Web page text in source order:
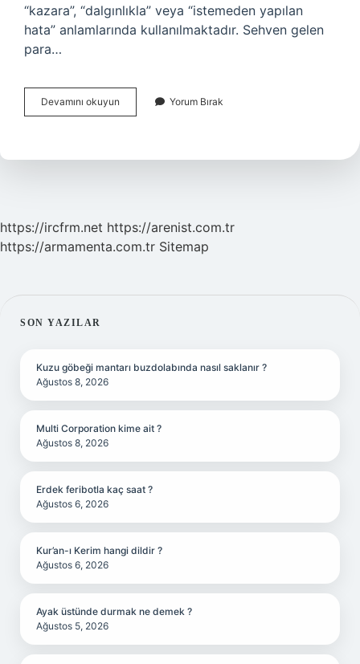
“kazara”, “dalgınlıkla” veya “istemeden yapılan
hata” anlamlarında kullanılmaktadır. Sehven gelen
para…
Devamını okuyun
Nasıl
Yorum Bırak
https://ircfrm.net https://arenist.com.tr
https://armamenta.com.tr Sitemap
SIDEBAR
SON YAZILAR
Kuzu göbeği mantarı buzdolabında nasıl saklanır ?
Ağustos 8, 2026
Multi Corporation kime ait ?
Ağustos 8, 2026
Erdek feribotla kaç saat ?
Ağustos 6, 2026
Kur’an-ı Kerim hangi dildir ?
Ağustos 6, 2026
Ayak üstünde durmak ne demek ?
Ağustos 5, 2026